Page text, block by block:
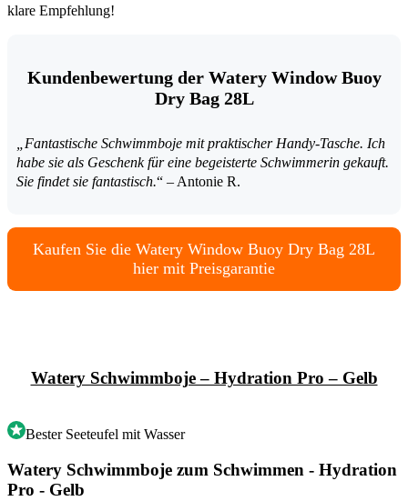
klare Empfehlung!
Kundenbewertung der Watery Window Buoy
Dry Bag 28L
„Fantastische Schwimmboje mit praktischer Handy-Tasche. Ich
habe sie als Geschenk für eine begeisterte Schwimmerin gekauft.
Sie findet sie fantastisch.“ – Antonie R.
Kaufen Sie die Watery Window Buoy Dry Bag 28L
hier mit Preisgarantie
Watery Schwimmboje – Hydration Pro – Gelb
Bester Seeteufel mit Wasser
Watery Schwimmboje zum Schwimmen - Hydration
Pro - Gelb